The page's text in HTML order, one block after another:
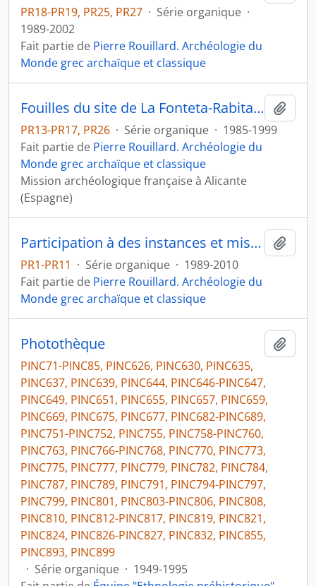
PR18-PR19, PR25, PR27 · Série organique ·
1989-2002
Fait partie de Pierre Rouillard. Archéologie du
Monde grec archaïque et classique
Fouilles du site de La Fonteta-Rabita à Guardamar del Segura (Alicante, Espagne)
PR13-PR17, PR26 · Série organique · 1985-1999
Fait partie de Pierre Rouillard. Archéologie du
Monde grec archaïque et classique
Mission archéologique française à Alicante
(Espagne)
Participation à des instances et missions d'expertise
PR1-PR11 · Série organique · 1989-2010
Fait partie de Pierre Rouillard. Archéologie du
Monde grec archaïque et classique
Photothèque
PINC71-PINC85, PINC626, PINC630, PINC635,
PINC637, PINC639, PINC644, PINC646-PINC647,
PINC649, PINC651, PINC655, PINC657, PINC659,
PINC669, PINC675, PINC677, PINC682-PINC689,
PINC751-PINC752, PINC755, PINC758-PINC760,
PINC763, PINC766-PINC768, PINC770, PINC773,
PINC775, PINC777, PINC779, PINC782, PINC784,
PINC787, PINC789, PINC791, PINC794-PINC797,
PINC799, PINC801, PINC803-PINC806, PINC808,
PINC810, PINC812-PINC817, PINC819, PINC821,
PINC824, PINC826-PINC827, PINC832, PINC855,
PINC893, PINC899
· Série organique · 1949-1995